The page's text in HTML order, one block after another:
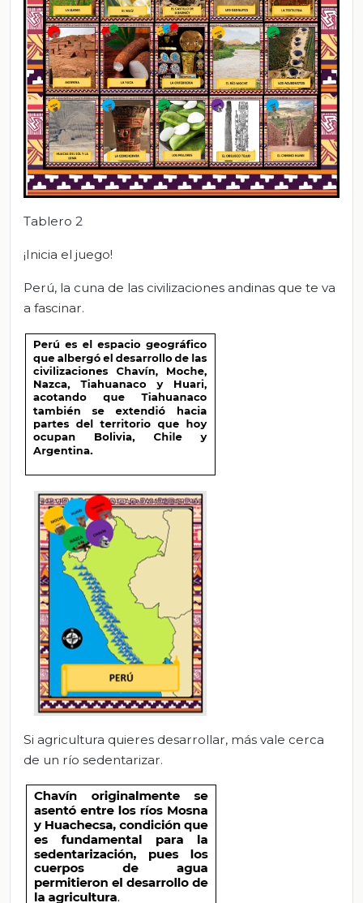
Tablero 2
¡Inicia el juego!
Perú, la cuna de las civilizaciones andinas que te va
a fascinar.
Si agricultura quieres desarrollar, más vale cerca
de un río sedentarizar.